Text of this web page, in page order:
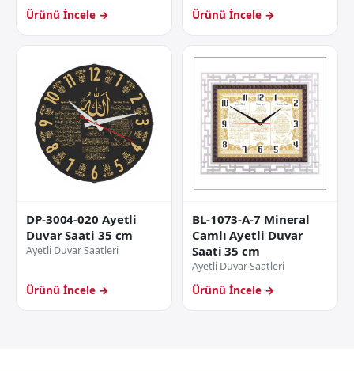
Ürünü İncele → Ürünü İncele →
DP-3004-020 Ayetli
Duvar Saati 35 cm
Ayetli Duvar Saatleri
Ürünü İncele →
BL-1073-A-7 Mineral
Camlı Ayetli Duvar
Saati 35 cm
Ayetli Duvar Saatleri
Ürünü İncele →